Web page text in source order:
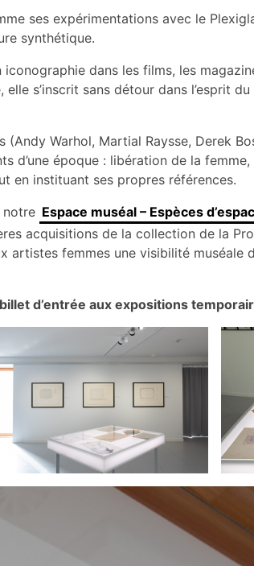
ses expérimentations avec le
synthétique.
dans les films, les
s’inscrit sans détour dans l’esprit
(Andy Warhol, Martial Raysse, Derek
d’une époque : libération de la
en instituant ses propres références.
notre Espace muséal – Espèces
acquisitions de la collection de la
artistes femmes une visibilité muséale
d’entrée aux expositions
Photos-Vincent-Everarts